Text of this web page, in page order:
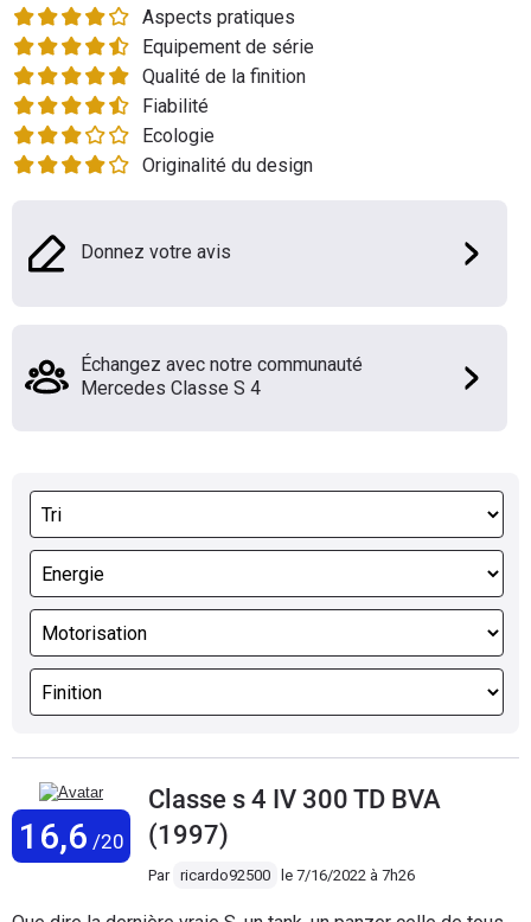
Forum
Moto
Marques
Aspects pratiques
Equipement de série
Qualité de la finition
Fiabilité
Ecologie
Originalité du design
Donnez votre avis
Échangez avec notre communauté
Mercedes Classe S 4
16,6 /20
Classe s 4 IV 300 TD BVA
(1997)
Par ricardo92500 le 7/16/2022 à 7h26